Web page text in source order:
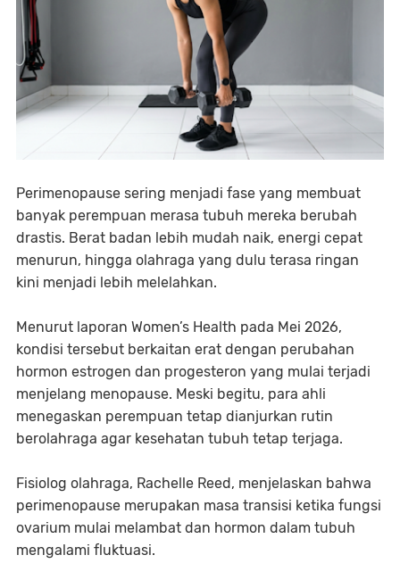
Perimenopause sering menjadi fase yang membuat
banyak perempuan merasa tubuh mereka berubah
drastis. Berat badan lebih mudah naik, energi cepat
menurun, hingga olahraga yang dulu terasa ringan
kini menjadi lebih melelahkan.
Menurut laporan Women’s Health pada Mei 2026,
kondisi tersebut berkaitan erat dengan perubahan
hormon estrogen dan progesteron yang mulai terjadi
menjelang menopause. Meski begitu, para ahli
menegaskan perempuan tetap dianjurkan rutin
berolahraga agar kesehatan tubuh tetap terjaga.
Fisiolog olahraga, Rachelle Reed, menjelaskan bahwa
perimenopause merupakan masa transisi ketika fungsi
ovarium mulai melambat dan hormon dalam tubuh
mengalami fluktuasi.